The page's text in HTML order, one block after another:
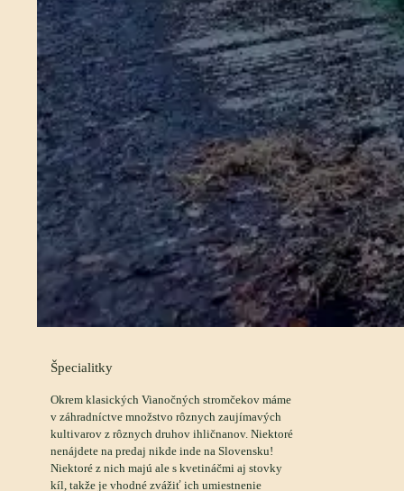
Špecialitky
Okrem klasických Vianočných stromčekov máme
v záhradníctve množstvo rôznych zaujímavých
kultivarov z rôznych druhov ihličnanov. Niektoré
nenájdete na predaj nikde inde na Slovensku!
Niektoré z nich majú ale s kvetináčmi aj stovky
kíl, takže je vhodné zvážiť ich umiestnenie